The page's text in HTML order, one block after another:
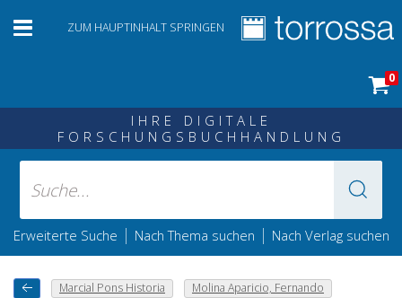
ZUM HAUPTINHALT SPRINGEN
0
IHRE DIGITALE
FORSCHUNGSBUCHHANDLUNG
Erweiterte Suche | Nach Thema suchen | Nach Verlag suchen
Marcial Pons Historia
Molina Aparicio, Fernando